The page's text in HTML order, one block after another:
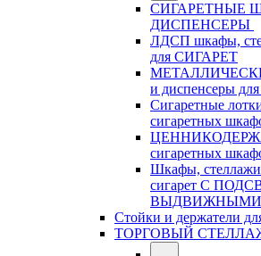
СИГАРЕТНЫЕ
ДИСПЕНСЕРЫ
ЛДСП шкафы,
для СИГАРЕТ
и диспенсеры
Сигаретные
сигаретных
сигаретных
Шкафы,
сигарет С
Стойки и держатели
ТОРГОВЫЙ